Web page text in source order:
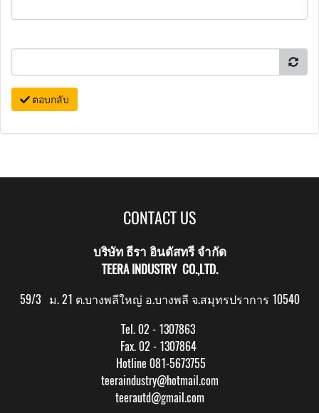
ตอบกลับ
CONTACT US
บริษัท ธีรา อินดัสทรี จำกัด
TEERA INDUSTRY CO.,LTD.
59/3 ม. 21 ต.บางพลีใหญ่ อ.บางพลี จ.สมุทรปราการ 10540
Tel. 02 - 1307863
Fax. 02 - 1307864
Hotline 081-5673755
teeraindustry@hotmail.com
teerautd@gmail.com